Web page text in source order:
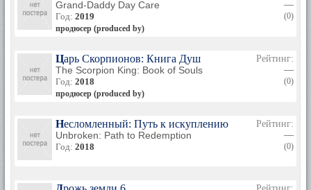
Grand-Daddy Day Care
Год: 2019
продюсер (produced by)
—
(0)
Царь Скорпионов: Книга Душ
The Scorpion King: Book of Souls
Год: 2018
продюсер (produced by)
Рейтинг:
—
(0)
Несломленный: Путь к искуплению
Unbroken: Path to Redemption
Год: 2018
Рейтинг:
—
(0)